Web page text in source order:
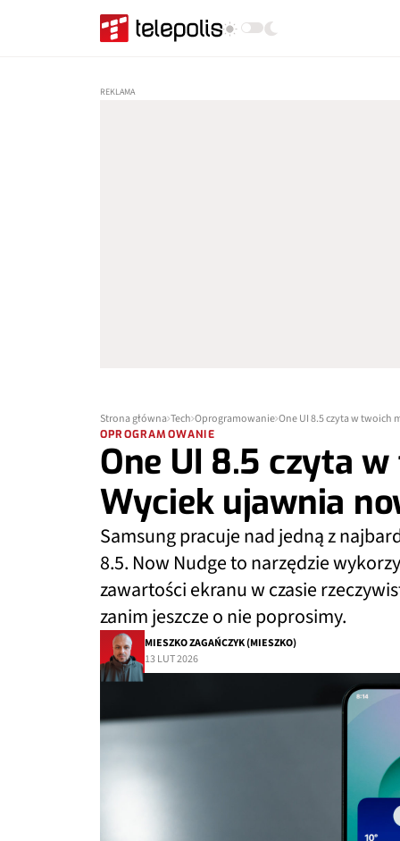
Strona główna Tech Oprogramowanie One UI 8.5 czyta w twoich
OPROGRAMOWANIE
One UI 8.5 czyta
Wyciek ujawnia
Samsung pracuje nad jedną z
8.5. Now Nudge to narzędzie
zawartości ekranu w czasie
zanim jeszcze o nie poprosimy.
MIESZKO ZAGAŃCZYK (MIESZKO)
13 LUT 2026